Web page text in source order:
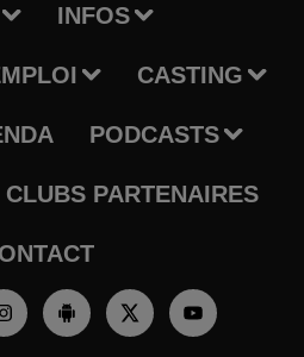
INFOS
CASTING
PODCASTS
CLUBS PARTENAIRES